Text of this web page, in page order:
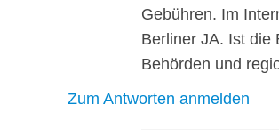
Gebühren. Im
Berliner JA. Ist die
Behörden und
Zum Antworten anmelden